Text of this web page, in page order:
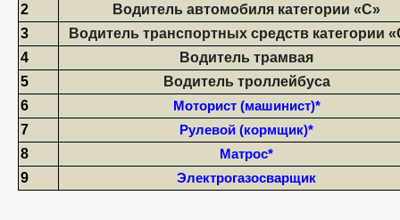
2
Водитель автомобиля категории «С»
3
Водитель транспортных средств категории
4
Водитель трамвая
5
Водитель троллейбуса
6
Моторист (машинист)*
7 Рулевой (кормщик)*
8 Матрос*
9 Электрогазосварщик